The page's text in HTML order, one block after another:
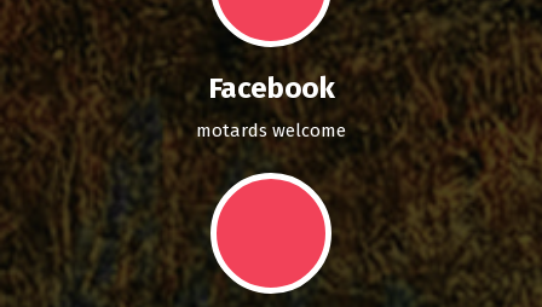
Facebook
motards welcome